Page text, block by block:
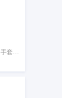
成品衣；服装；裤子；婴儿全套衣；手套（服装）；皮带（服饰用）